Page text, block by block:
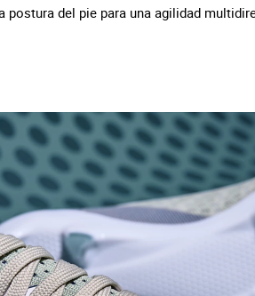
postura del pie para una agilidad